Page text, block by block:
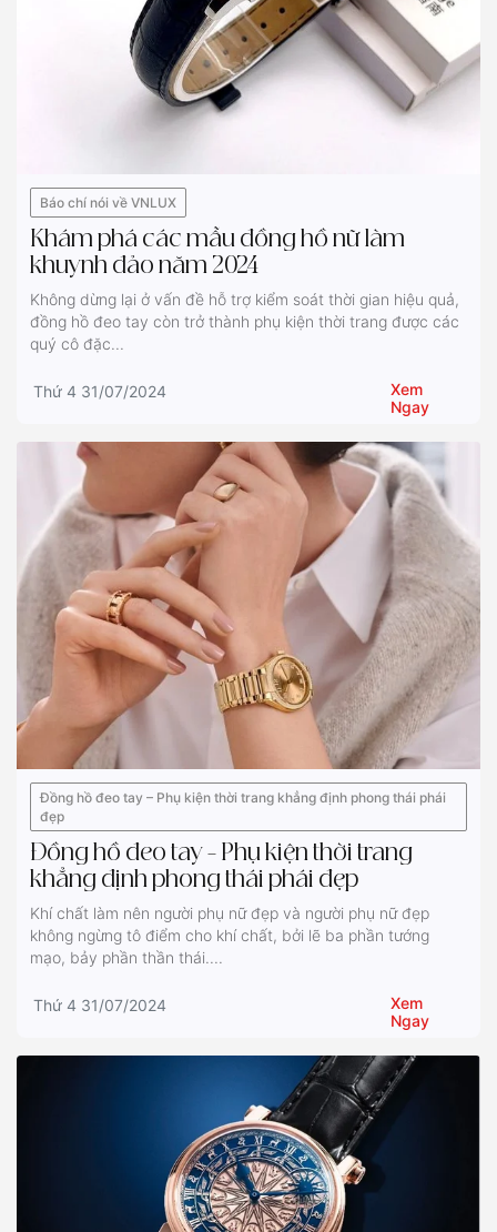
Báo chí nói về VNLUX
Khám phá các mẫu đồng hồ nữ làm
khuynh đảo năm 2024
Không dừng lại ở vấn đề hỗ trợ kiểm soát thời gian hiệu quả,
đồng hồ đeo tay còn trở thành phụ kiện thời trang được các
quý cô đặc...
Thứ 4 31/07/2024
Xem
Ngay
Đồng hồ đeo tay – Phụ kiện thời trang khẳng định phong thái phái
đẹp
Đồng hồ đeo tay – Phụ kiện thời trang
khẳng định phong thái phái đẹp
Khí chất làm nên người phụ nữ đẹp và người phụ nữ đẹp
không ngừng tô điểm cho khí chất, bởi lẽ ba phần tướng
mạo, bảy phần thần thái....
Thứ 4 31/07/2024
Xem
Ngay